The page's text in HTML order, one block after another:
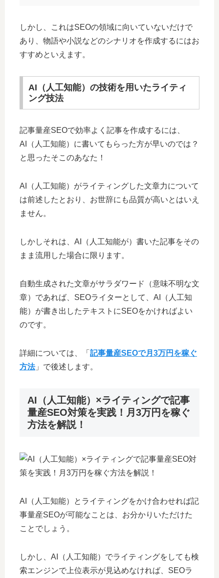
しかし、これはSEOの領域に向いていないだけで
あり、物語や小説などのシナリオを作成するにはお
すすめといえます。
AI（人工知能）の技術を用いたライティ
ング技法
記事量産SEOで効率よく記事を作成するには、
AI（人工知能）に書いてもらった方が早いのでは？
と思ったそこのあなた！
AI（人工知能）がライティングした文章力について
は前述したとおり、お世辞にも品質が高いとはいえ
ません。
しかしそれは、AI（人工知能が）書いた記事をその
まま流用した場合に限ります。
自動生成された文章がサラダワード（意味不明な文
章）であれば、SEOライターとして、AI（人工知
能）が書き出したテキストにSEOをかければよい
のです。
詳細については、「 記事量産SEOで月3万円を稼ぐ
方法」で後述します。
AI（人工知能）×ライティングで記事
量産SEO対策を実践！月3万円を稼ぐ
方法を解説！
AI（人工知能）とライティングをかけ合わせれば記
事量産SEOが可能なことは、お分かりいただけた
ことでしょう。
しかし、AI（人工知能）でライティングをしても検
索エンジンで上位表示が見込めなければ、SEOラ